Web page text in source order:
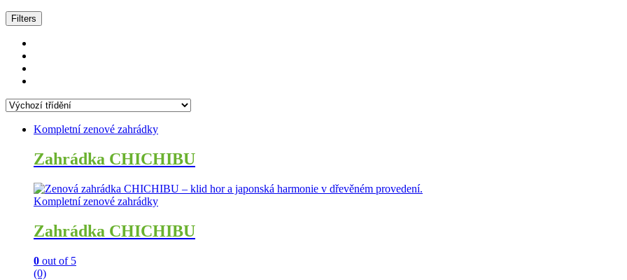
Filters
Kompletní zenové zahrádky
Zahrádka CHICHIBU
Kompletní zenové zahrádky
Zahrádka CHICHIBU
0 out of 5
(0)